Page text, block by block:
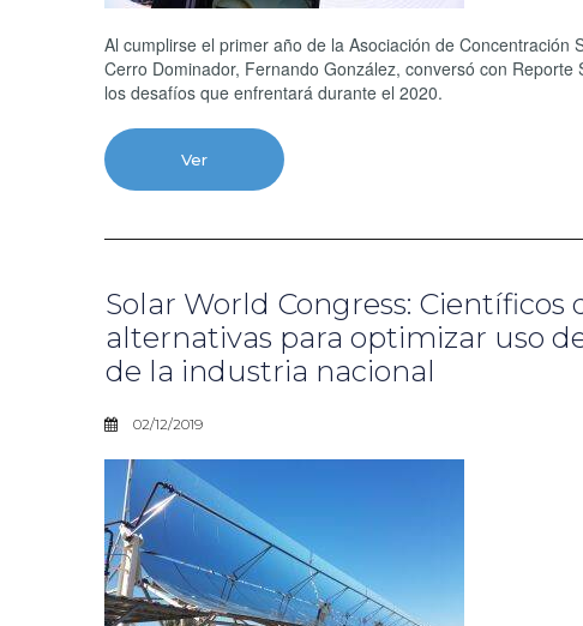
Al cumplirse el primer año de la Asociación de
Cerro Dominador, Fernando González, conversó con
los desafíos que enfrentará durante el 2020.
Ver
Solar World Congress:
alternativas para optimizar uso
de la industria nacional
02/12/2019